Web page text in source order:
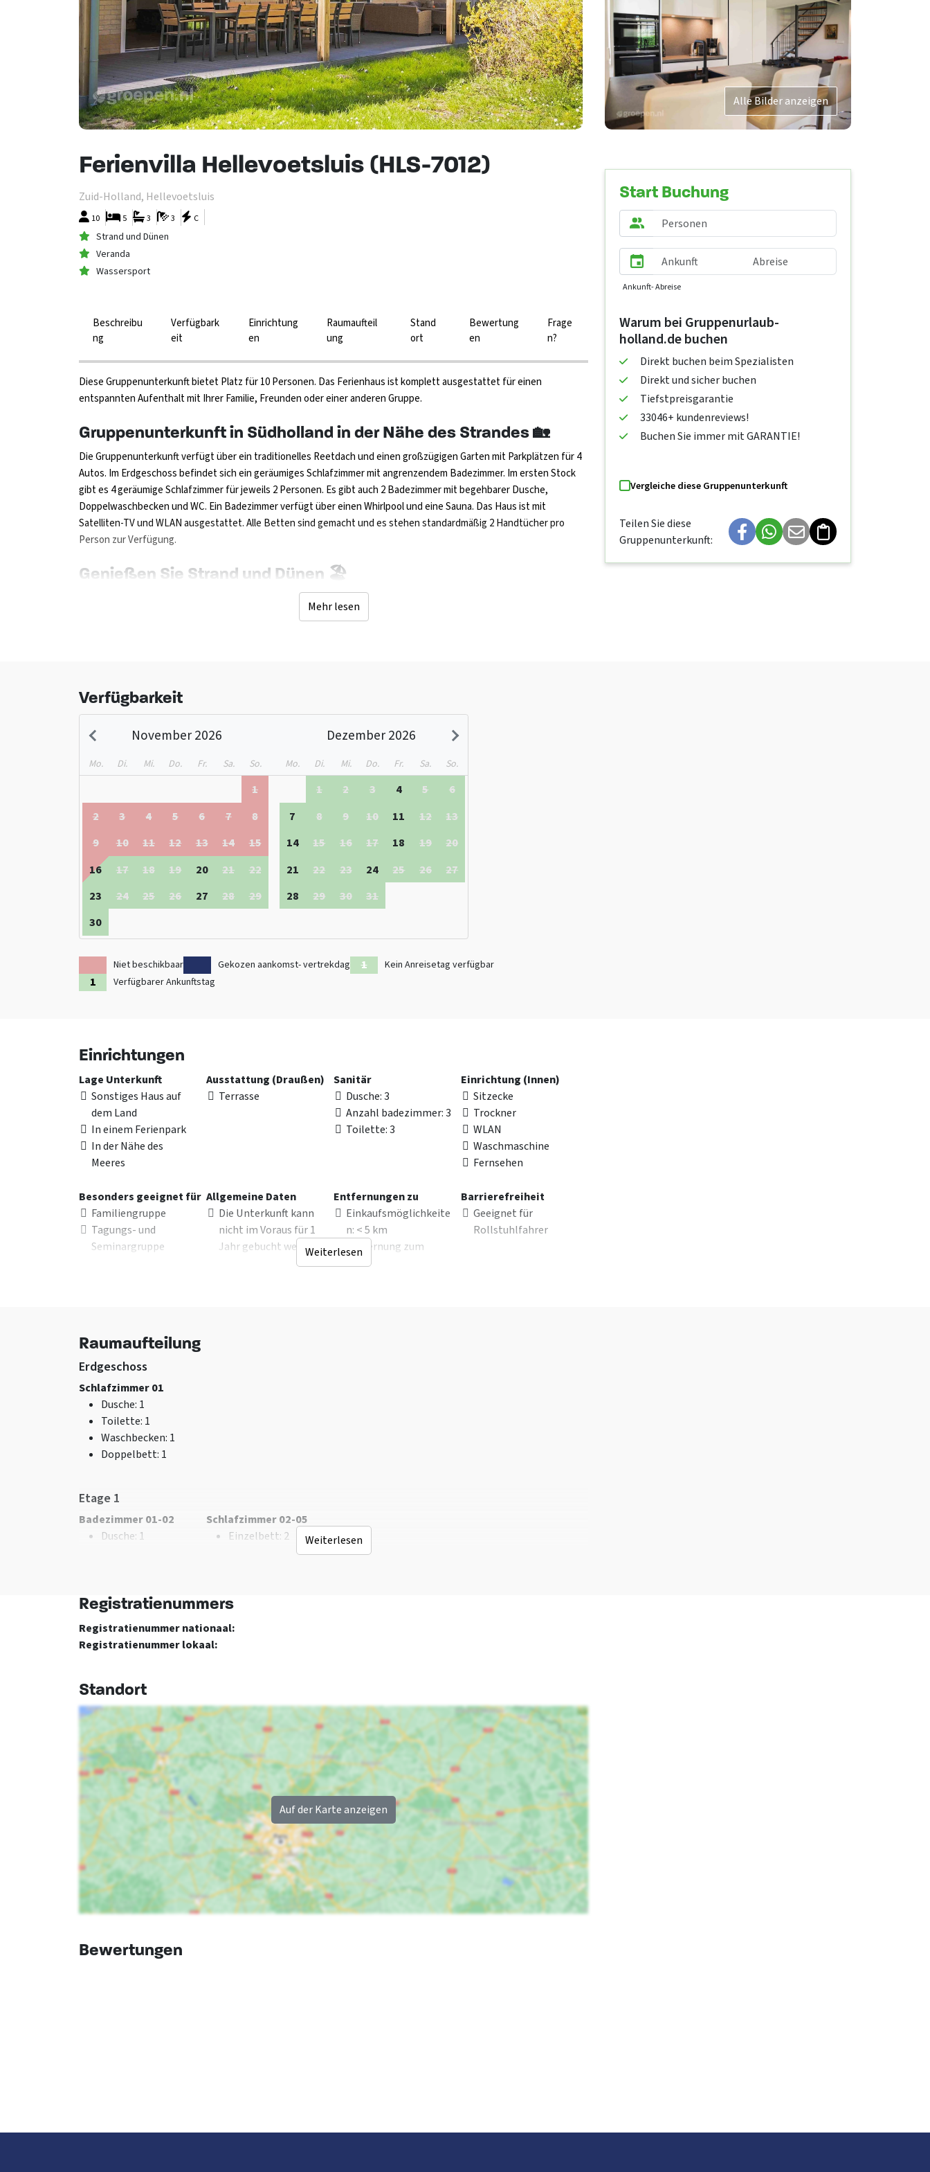
Alle Bilder anzeigen
Ferienvilla Hellevoetsluis (HLS-7012)
Zuid-Holland, Hellevoetsluis
10 3
3 C
5
Strand und Dünen
Veranda
Wassersport
Beschreibu
ng
Verfügbark
eit
Einrichtung
en
Raumaufteil
ung
Stand
ort
Bewertung
en
Frage
n?
Diese Gruppenunterkunft bietet Platz für 10 Personen. Das Ferienhaus ist komplett ausgestattet für einen
entspannten Aufenthalt mit Ihrer Familie, Freunden oder einer anderen Gruppe.
Gruppenunterkunft in Südholland in der Nähe des Strandes 🏡
Die Gruppenunterkunft verfügt über ein traditionelles Reetdach und einen großzügigen Garten mit Parkplätzen für 4
Autos. Im Erdgeschoss befindet sich ein geräumiges Schlafzimmer mit angrenzendem Badezimmer. Im ersten Stock
gibt es 4 geräumige Schlafzimmer für jeweils 2 Personen. Es gibt auch 2 Badezimmer mit begehbarer Dusche,
Doppelwaschbecken und WC. Ein Badezimmer verfügt über einen Whirlpool und eine Sauna. Das Haus ist mit
Satelliten-TV und WLAN ausgestattet. Alle Betten sind gemacht und es stehen standardmäßig 2 Handtücher pro
Person zur Verfügung.
Genießen Sie Strand und Dünen 🏖
Das Haus befindet sich in einem Ferienpark in Hellevoetsluis. Eine Umgebung aus Strand und Dünen. Viel Grün, Natur
und Wasser. Vom Park aus gelangen Sie in etwa 10 Minuten zu Fuß durch die Dünen zum Strand. Die Umgebung des
Mehr lesen
Start Buchung
Ankunft- Abreise
Warum bei Gruppenurlaub-
holland.de buchen
Direkt buchen beim Spezialisten
Direkt und sicher buchen
Tiefstpreisgarantie
33046+ kundenreviews!
Buchen Sie immer mit GARANTIE!
Vergleiche diese Gruppenunterkunft
Teilen Sie diese
Gruppenunterkunft:
Verfügbarkeit
November 2026 Dezember 2026
Mo. Di. Mi. Do. Fr. Sa. So.
1
2
3 4 5 6 7
8
9
10 11 12 13 14
15
16
17 18 19 20 21
22
23
24 25 26 27 28
29
30
Mo. Di. Mi. Do. Fr. Sa. So.
1 2 3 4 5
6
7
8 9 10 11 12
13
14
15 16 17 18 19
20
21
22 23 24 25 26
27
28
29 30 31
Niet beschikbaar Gekozen aankomst- vertrekdag
Kein Anreisetag verfügbar
Verfügbarer Ankunftstag
Einrichtungen
Lage Unterkunft
Sonstiges Haus auf
dem Land
In einem Ferienpark
In der Nähe des
Meeres
Ausstattung (Draußen)
Terrasse
Sanitär
Dusche: 3
Anzahl badezimmer: 3
Toilette: 3
Einrichtung (Innen)
Sitzecke
Trockner
WLAN
Waschmaschine
Fernsehen
Besonders geeignet für
Familiengruppe
Tagungs- und
Seminargruppe
Absprache
Vereine - In Absprache
Absprache
Sportgruppe - In
Absprache
Allgemeine Daten
Die Unterkunft kann
nicht im Voraus für 1
Jahr gebucht werden
: C
Entfernungen zu
Einkaufsmöglichkeite
n: < 5 km
Entfernung zum
Restaurant (km)
Barrierefreiheit
Geeignet für
Rollstuhlfahrer
Elektrisch
Kühlschrank
Backofen
Niederlande
Südholland
Ort
Hellevoetsluis
Kinderstuhl
Laufstall: 0
Weiterlesen
Raumaufteilung
Erdgeschoss
Schlafzimmer 01
Dusche: 1
Toilette: 1
Waschbecken: 1
Doppelbett: 1
Etage 1
Badezimmer 01-02
Dusche: 1
Schlafzimmer 02-05
Einzelbett: 2 Weiterlesen
Registratienummers
Registratienummer nationaal:
Registratienummer lokaal:
Standort
Auf der Karte anzeigen
Bewertungen